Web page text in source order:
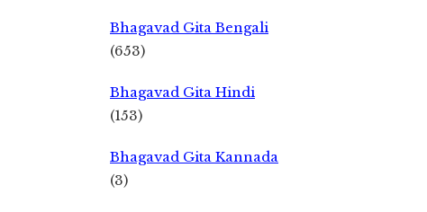
Bhagavad Gita Bengali
(653)
Bhagavad Gita Hindi
(153)
Bhagavad Gita Kannada
(3)